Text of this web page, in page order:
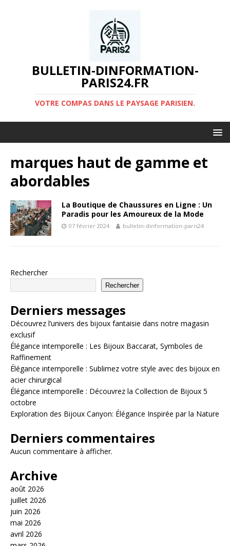
BULLETIN-DINFORMATION-
PARIS24.FR
VOTRE COMPAS DANS LE PAYSAGE PARISIEN.
marques haut de gamme et
abordables
La Boutique de Chaussures en Ligne : Un
Paradis pour les Amoureux de la Mode
07 février 2024 bulletin-dinformation-paris24
Rechercher
Rechercher
Derniers messages
Découvrez l’univers des bijoux fantaisie dans notre magasin
exclusif
Élégance intemporelle : Les Bijoux Baccarat, Symboles de
Raffinement
Élégance intemporelle : Sublimez votre style avec des bijoux en
acier chirurgical
Élégance intemporelle : Découvrez la Collection de Bijoux 5
octobre
Exploration des Bijoux Canyon: Élégance Inspirée par la Nature
Derniers commentaires
Aucun commentaire à afficher.
Archive
août 2026
juillet 2026
juin 2026
mai 2026
avril 2026